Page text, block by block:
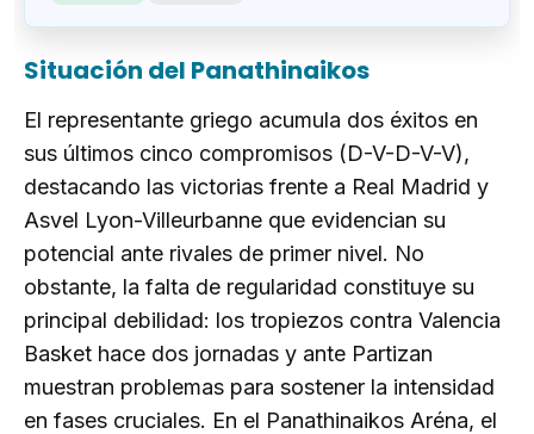
Situación del Panathinaikos
El representante griego acumula dos éxitos en
sus últimos cinco compromisos (D-V-D-V-V),
destacando las victorias frente a Real Madrid y
Asvel Lyon-Villeurbanne que evidencian su
potencial ante rivales de primer nivel. No
obstante, la falta de regularidad constituye su
principal debilidad: los tropiezos contra Valencia
Basket hace dos jornadas y ante Partizan
muestran problemas para sostener la intensidad
en fases cruciales. En el Panathinaikos Aréna, el